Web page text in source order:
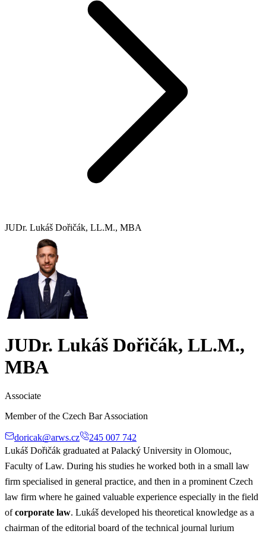
JUDr. Lukáš Dořičák, LL.M., MBA
JUDr. Lukáš Dořičák, LL.M.,
MBA
Associate
Member of the Czech Bar Association
doricak@arws.cz
245 007 742
Lukáš Dořičák graduated at Palacký University in Olomouc,
Faculty of Law. During his studies he worked both in a small law
firm specialised in general practice, and then in a prominent Czech
law firm where he gained valuable experience especially in the field
ofcorporate law. Lukáš developed his theoretical knowledge as a
chairman of the editorial board of the technical journal lurium